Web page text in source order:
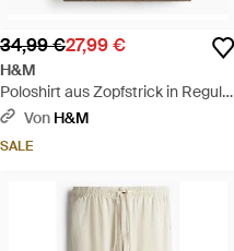
34,99 €27,99 €
H&M
Poloshirt aus Zopfstrick in Regular
Fit - Braun
Von H&M
SALE